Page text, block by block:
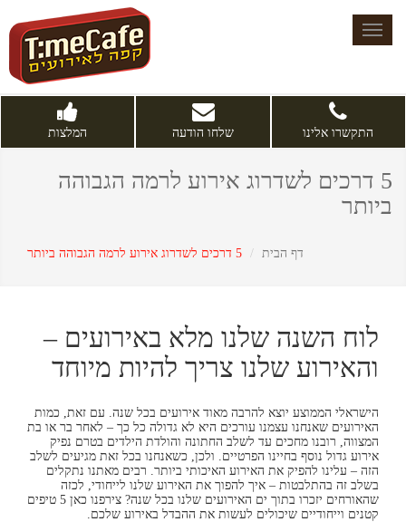
Toggle
navigation
התקשרו אלינו שלחו הודעה המלצות
5 דרכים לשדרוג אירוע לרמה הגבוהה
ביותר
דף הבית 5 דרכים לשדרוג אירוע לרמה הגבוהה ביותר
לוח השנה שלנו מלא באירועים –
והאירוע שלנו צריך להיות מיוחד
הישראלי הממוצע יוצא להרבה מאוד אירועים בכל שנה. עם זאת, כמות
האירועים שאנחנו עצמנו עורכים היא לא גדולה כל כך – לאחר בר או בת
המצווה, רובנו מחכים עד לשלב החתונה והולדת הילדים בטרם נפיק
אירוע גדול נוסף בחיינו הפרטיים. ולכן, כשאנחנו בכל זאת מגיעים לשלב
הזה – עלינו להפיק את האירוע האיכותי ביותר. רבים מאתנו נתקלים
בשלב זה בהתלבטות – איך להפוך את האירוע שלנו לייחודי, לכזה
שהאורחים יזכרו בתוך ים האירועים שלנו בכל שנה? צירפנו כאן 5 טיפים
קטנים וייחודיים שיכולים לעשות את ההבדל באירוע שלכם.